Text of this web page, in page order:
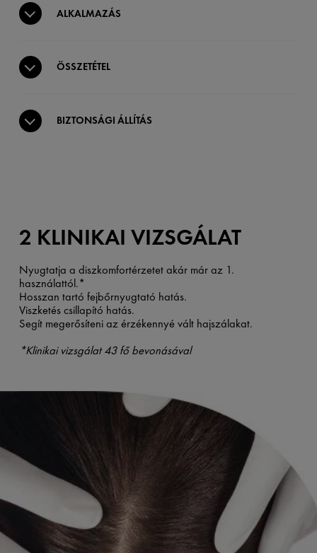
ALKALMAZÁS
ÖSSZETÉTEL
BIZTONSÁGI ÁLLÍTÁS
2 KLINIKAI VIZSGÁLAT
Nyugtatja a diszkomfortérzetet akár már az 1.
használattól.*
Hosszan tartó fejbőrnyugtató hatás.
Viszketés csillapító hatás.
Segít megerősíteni az érzékennyé vált hajszálakat.
*Klinikai vizsgálat 43 fő bevonásával